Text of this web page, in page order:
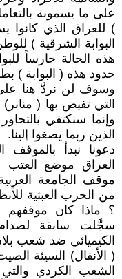
على ما يسمونه
) للعراق الذي كانوا
البوابة الشرقية )
هذه الحالة حارساً
حدود هذه ( البوابة )
وسوف لن نردَّ هنا على
التي تفيض بها (
وإنما سنكتفي
الذين ربما يصغوا إلينا.
دعونا نبدأ
العراق موضع العتب
موقف الجامعة
من الحرب العبثية
؟ ماذا كان موقفهم
سجَّلت سابقة
الكيميائي ضد شعب
( الأنفال) السيئة
الشعب الكردي